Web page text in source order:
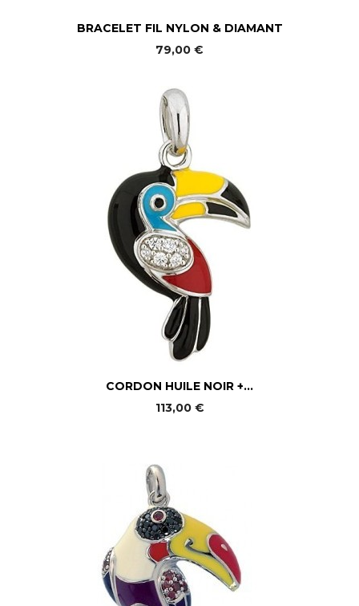
BRACELET FIL NYLON & DIAMANT
79,00 €
CORDON HUILE NOIR +...
113,00 €